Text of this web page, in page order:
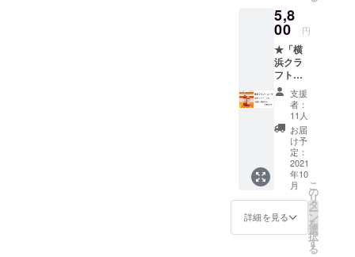
いいた
しま
す。
(お名
前・電
話番
号・郵
便番
号・ご
住所) ご
記入な
き場
合、当
店が差
出人に
なりま
すので
先方様
にどち
様でお
届けい
たしま
す。
直接配
送の贈
り物の
場合差
出人様
のお名
前を備
考欄に
必ず
ご記入
をお願
しま
す。
お届
け先に
はクラ
ウド
ファン
ディン
グのリ
ターン
だと
わから
ないよ
うな仕
様でお
届けい
たしま
直接配
送の贈
直接配
送の贈
り物の
場合、
お礼の
お手紙
は同封
せず
メール
にてお
送りさ
せてい
ただき
ます。
お届
はクラ
ウド
の究極
のバラ
ンスの
圧倒的
存在
感！！
この感
動は富
士山の
名にふ
さわし
いと考
えまし
た。
『富士
山嶺ク
ラフト
無く、
サラリ
とした
舌触り
と喉ご
し そし
て爽や
かな清
涼感と
コーラ
らし
さ… 横
浜クラ
フト
コーラ
は飲み
やすさ
5,8
00 円
★「横
浜クラ
フト
コー
ラ」原
液シ
ロップ
【1本】
★オリ
ジナル
レシピ
ブック
付き ★
お礼の
お手紙
付き こ
支援
者：
11人
お届
け予
定：
2021
年10
月
詳細を見る
こ
の
リ
タ
ー
ン
を
選
択
す
る